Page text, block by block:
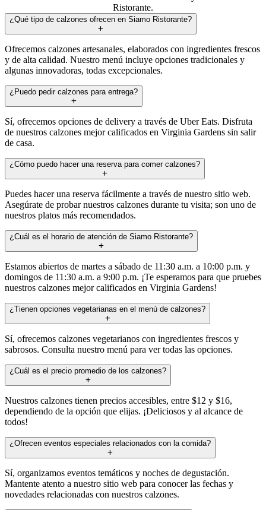
Ristorante.
¿Qué tipo de calzones ofrecen en Siamo Ristorante?
Ofrecemos calzones artesanales, elaborados con ingredientes frescos
y de alta calidad. Nuestro menú incluye opciones tradicionales y
algunas innovadoras, todas excepcionales.
¿Puedo pedir calzones para entrega?
Sí, ofrecemos opciones de delivery a través de Uber Eats. Disfruta
de nuestros calzones mejor calificados en Virginia Gardens sin salir
de casa.
¿Cómo puedo hacer una reserva para comer calzones?
Puedes hacer una reserva fácilmente a través de nuestro sitio web.
Asegúrate de probar nuestros calzones durante tu visita; son uno de
nuestros platos más recomendados.
¿Cuál es el horario de atención de Siamo Ristorante?
Estamos abiertos de martes a sábado de 11:30 a.m. a 10:00 p.m. y
domingos de 11:30 a.m. a 9:00 p.m. ¡Te esperamos para que pruebes
nuestros calzones mejor calificados en Virginia Gardens!
¿Tienen opciones vegetarianas en el menú de calzones?
Sí, ofrecemos calzones vegetarianos con ingredientes frescos y
sabrosos. Consulta nuestro menú para ver todas las opciones.
¿Cuál es el precio promedio de los calzones?
Nuestros calzones tienen precios accesibles, entre $12 y $16,
dependiendo de la opción que elijas. ¡Deliciosos y al alcance de
todos!
¿Ofrecen eventos especiales relacionados con la comida?
Sí, organizamos eventos temáticos y noches de degustación.
Mantente atento a nuestro sitio web para conocer las fechas y
novedades relacionadas con nuestros calzones.